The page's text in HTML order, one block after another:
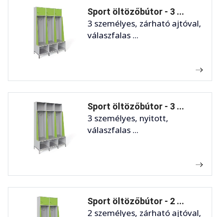
Sport öltözőbútor - 3 ...
3 személyes, zárható ajtóval,
válaszfalas ...
Sport öltözőbútor - 3 ...
3 személyes, nyitott,
válaszfalas ...
Sport öltözőbútor - 2 ...
2 személyes, zárható ajtóval,